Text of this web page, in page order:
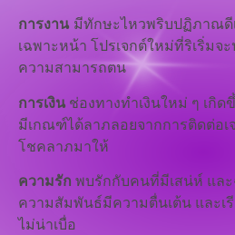
การงาน มีทักษะไหวพริบปฏิภาณดี
เฉพาะหน้า โปรเจกต์ใหม่ที่ริเริ่มจ
ความสามารถตน
การเงิน ช่องทางทำเงินใหม่ ๆ เกิด
มีเกณฑ์ได้ลาภลอยจากการติดต่อ
โชคลาภมาให้
ความรัก พบรักกับคนที่มีเสน่ห์ แล
ความสัมพันธ์มีความตื่นเต้น และเ
ไม่น่าเบื่อ